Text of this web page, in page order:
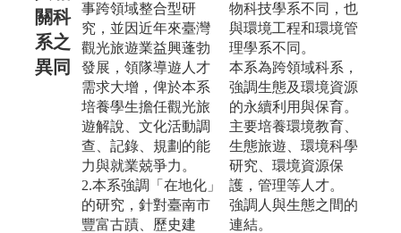
關科
系之
異同
事跨領域整合型研
究，並因近年來臺灣
觀光旅遊業益興蓬勃
發展，領隊導遊人才
需求大增，俾於本系
培養學生擔任觀光旅
遊解說、文化活動調
查、記錄、規劃的能
力與就業兢爭力。
2.本系強調「在地化」
的研究，針對臺南市
豐富古蹟、歷史建
物科技學系不同，也
與環境工程和環境管
理學系不同。
本系為跨領域科系，
強調生態及環境資源
的永續利用與保育。
主要培養環境教育、
生態旅遊、環境科學
研究、環境資源保
護，管理等人才。
強調人與生態之間的
連結。